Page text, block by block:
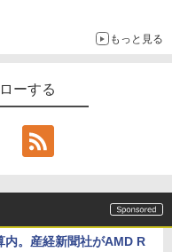
【電子書籍】[ KAKER
もっと見る
ーする
内。産経新聞社がAMD R